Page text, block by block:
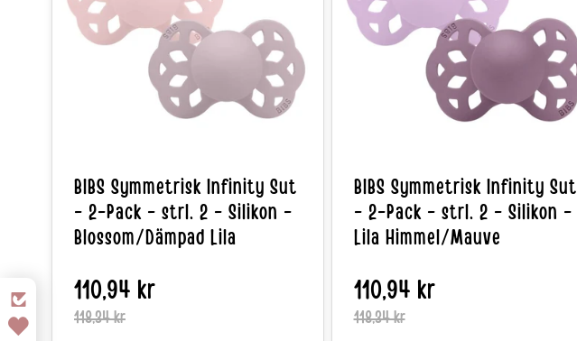
BIBS Symmetrisk Infinity Sut
- 2-Pack - strl. 2 - Silikon -
Blossom/Dämpad Lila
Reapris
110,94 kr Normalpris
118,34 kr
BIBS Symmetrisk Infinity Sut
- 2-Pack - strl. 2 - Silikon -
Lila Himmel/Mauve
110,94 kr
118,34 kr